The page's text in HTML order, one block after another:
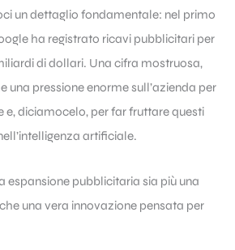
un dettaglio fondamentale: nel primo
ha registrato ricavi pubblicitari per
di dollari. Una cifra mostruosa,
una pressione enorme sull’azienda per
e, diciamocelo, per far fruttare questi
artificiale.
espansione pubblicitaria sia più una
una vera innovazione pensata per